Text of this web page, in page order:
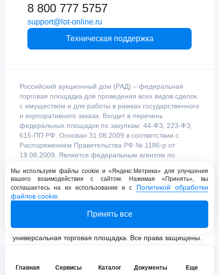
Главная Сервисы Каталог Документы Еще
8 800 777 5757
support@lot-online.ru
Техническая поддержка
Российский аукционный дом (РАД) – федеральная
торговая площадка для проведения всех видов сделок
с имуществом и для работы в рамках государственного
и корпоративного заказа. Входит в перечень
федеральных площадок по закупкам: 44-ФЗ, 223-ФЗ,
615-ПП РФ. Основан 31.08.2009 в соответствии с
Распоряжением Правительства РФ № 1186-р от
19.08.2009. Является федеральным агентом по
Правительством Российской Федерации.
Политика конфиденциальности
© 2009 - 2026 АО «Российский аукционный дом»
универсальная торговая площадка. Все права защищены.
Мы используем файлы cookie и «Яндекс.Метрика» для улучшения
вашего взаимодействия с сайтом. Нажимая «Принять», вы
соглашаетесь на их использование и с Политикой обработки
файлов cookie.
Принять все